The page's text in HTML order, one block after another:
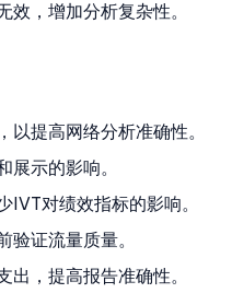
，增加分析复杂性。
提高网络分析准确性。
展示的影响。
IVT对绩效指标的影响。
验证流量质量。
，提高报告准确性。